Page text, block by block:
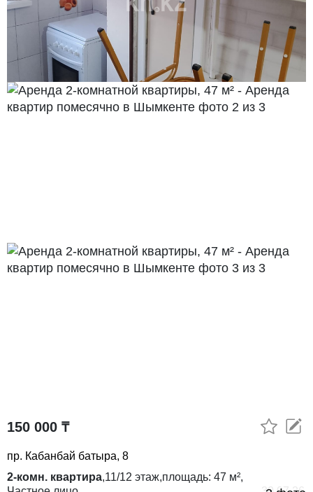
150 000 ₸
пр. Кабанбай батыра, 8
2-комн. квартира,11/12 этаж,площадь: 47 м²,